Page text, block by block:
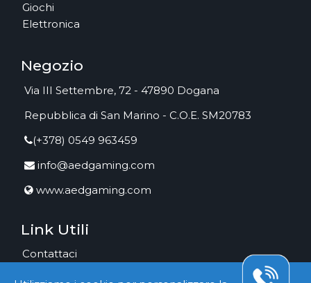
Giochi
Elettronica
Negozio
Via III Settembre, 72 - 47890 Dogana
Repubblica di San Marino - C.O.E. SM20783
(+378) 0549 963459
info@aedgaming.com
www.aedgaming.com
Link Utili
Contattaci